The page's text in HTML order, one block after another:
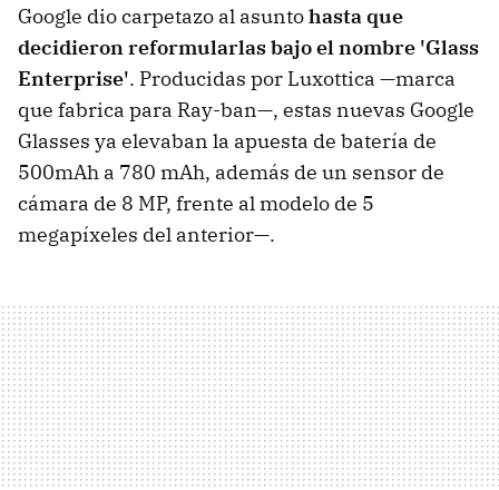
Google dio carpetazo al asuntohasta que
decidieron reformularlas bajo el nombre 'Glass
Enterprise'. Producidas por Luxottica —marca
que fabrica para Ray-ban—, estas nuevas Google
Glasses ya elevaban la apuesta de batería de
500mAh a 780 mAh, además de un sensor de
cámara de 8 MP, frente al modelo de 5
megapíxeles del anterior—.